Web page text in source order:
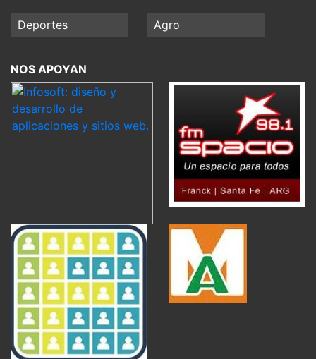
Deportes Agro
NOS APOYAN